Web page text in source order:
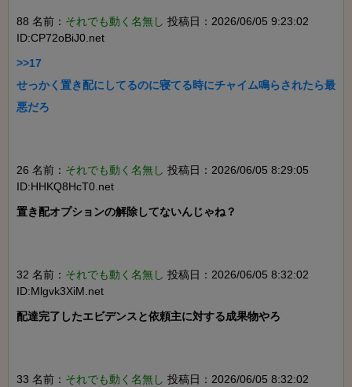
88 名前： それでも動く名無し 投稿日：2026/06/05 9:23:02
ID:CP72oBiJ0.net
>>17
せっかく置き配にしてるのに寝てる時にチャイム鳴らされたら最
悪だろ
26 名前： それでも動く名無し 投稿日：2026/06/05 8:29:05
ID:HHKQ8HcT0.net
置き配オプションの解除してないんじゃね？
32 名前： それでも動く名無し 投稿日：2026/06/05 8:32:02
ID:Mlgvk3XiM.net
配達完了したエビデンスと依頼主に対する成果物やろ
33 名前： それでも動く名無し 投稿日：2026/06/05 8:32:02